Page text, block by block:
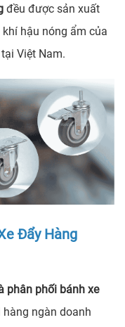
đều được sản xuất
hậu nóng ẩm của
Việt Nam.
Đẩy Hàng
phân phối bánh xe
ngàn doanh